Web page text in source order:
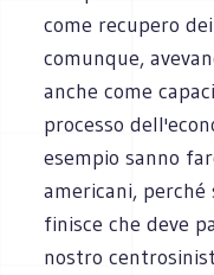
come recupero
comunque,
anche come
processo
esempio sanno
americani, perché
finisce che deve
nostro